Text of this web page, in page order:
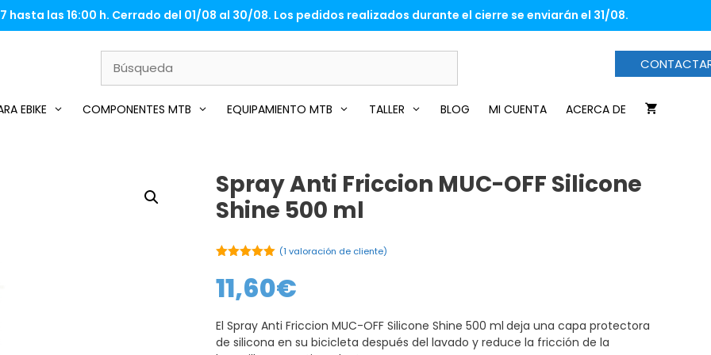
las 16:00 h. Cerrado del 01/08 al 30/08. Los pedidos realizados durante el cierre se enviarán el 31/08.
EBIKE COMPONENTES MTB EQUIPAMIENTO MTB TALLER BLOG MI CUENTA ACERCA DE
Spray Anti Friccion MUC-OFF Silicone
Shine 500 ml
(1 valoración de cliente)
11,60€
El Spray Anti Friccion MUC-OFF Silicone Shine 500 ml deja una capa protectora
de silicona en su bicicleta después del lavado y reduce la fricción de la
MUC-
OFF
Silicone
500
cantidad